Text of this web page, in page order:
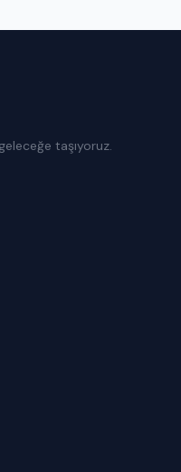
taşıyoruz.